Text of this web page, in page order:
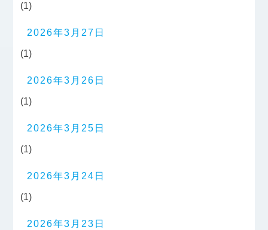
(1)
2026年3月27日
(1)
2026年3月26日
(1)
2026年3月25日
(1)
2026年3月24日
(1)
2026年3月23日